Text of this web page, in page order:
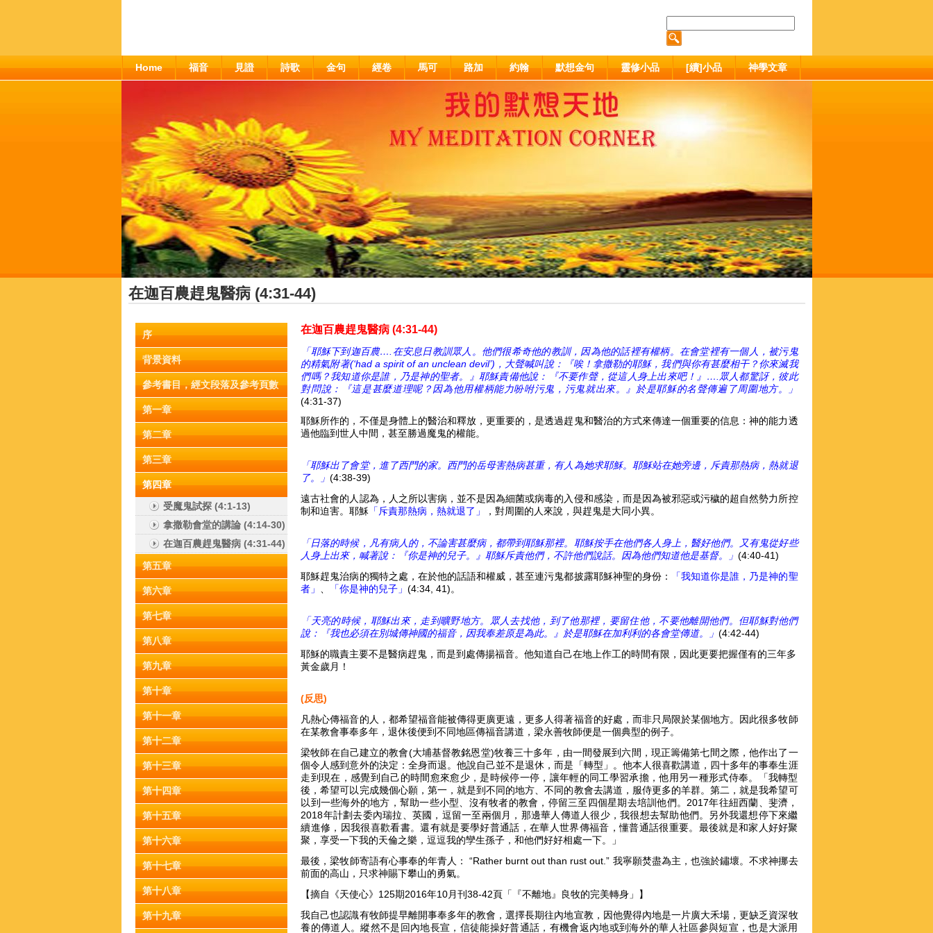
Home 福音 見證 詩歌 金句 經卷 馬可 路加 約翰 默想金句 靈修小品 [續]小品 神學文章
在迦百農趕鬼醫病 (4:31-44)
序
背景資料
參考書目，經文段落及參考頁數
第一章
第二章
第三章
第四章
受魔鬼試探 (4:1-13)
拿撒勒會堂的講論 (4:14-30)
在迦百農趕鬼醫病 (4:31-44)
第五章
第六章
第七章
第八章
第九章
第十章
第十一章
第十二章
第十三章
第十四章
第十五章
第十六章
第十七章
第十八章
第十九章
在迦百農趕鬼醫病 (4:31-44)
「耶穌下到迦百農….在安息日教訓眾人。他們很希奇他的教訓，因為他的話裡有權柄。在會堂裡有一個人，被污鬼
的精氣附著(‘had a spirit of an unclean devil’)，大聲喊叫說：『唉！拿撒勒的耶穌，我們與你有甚麼相干？你來滅我
們嗎？我知道你是誰，乃是神的聖者。』耶穌責備他說：『不要作聲，從這人身上出來吧！』….眾人都驚訝，彼此
對問說：『這是甚麼道理呢？因為他用權柄能力吩咐污鬼，污鬼就出來。』於是耶穌的名聲傳遍了周圍地方。」
(4:31-37)
耶穌所作的，不僅是身體上的醫治和釋放，更重要的，是透過趕鬼和醫治的方式來傳達一個重要的信息：神的能力透
過他臨到世人中間，甚至勝過魔鬼的權能。
「耶穌出了會堂，進了西門的家。西門的岳母害熱病甚重，有人為她求耶穌。耶穌站在她旁邊，斥責那熱病，熱就退
了。」(4:38-39)
遠古社會的人認為，人之所以害病，並不是因為細菌或病毒的入侵和感染，而是因為被邪惡或污穢的超自然勢力所控
制和迫害。耶穌 「斥責那熱病，熱就退了」 ，對周圍的人來說，與趕鬼是大同小異。
「日落的時候，凡有病人的，不論害甚麼病，都帶到耶穌那裡。耶穌按手在他們各人身上，醫好他們。又有鬼從好些
人身上出來，喊著說：『你是神的兒子。』耶穌斥責他們，不許他們說話。因為他們知道他是基督。」(4:40-41)
耶穌趕鬼治病的獨特之處，在於他的話語和權威，甚至連污鬼都披露耶穌神聖的身份：
「我知道你是誰，乃是神的聖
者」
「你是神的兒子」(4:34, 41)。
「天亮的時候，耶穌出來，走到曠野地方。眾人去找他，到了他那裡，要留住他，不要他離開他們。但耶穌對他們
說：『我也必須在別城傳神國的福音，因我奉差原是為此。』於是耶穌在加利利的各會堂傳道。」(4:42-44)
耶穌的職責主要不是醫病趕鬼，而是到處傳揚福音。他知道自己在地上作工的時間有限，因此更要把握僅有的三年多
黃金歲月！
(反思)
凡熱心傳福音的人，都希望福音能被傳得更廣更遠，更多人得著福音的好處，而非只局限於某個地方。因此很多牧師
在某教會事奉多年，退休後便到不同地區傳福音講道，梁永善牧師便是一個典型的例子。
梁牧師在自己建立的教會(大埔基督教銘恩堂)牧養三十多年，由一間發展到六間，現正籌備第七間之際，他作出了一
個令人感到意外的決定：全身而退。他說自己並不是退休，而是「轉型」。他本人很喜歡講道，四十多年的事奉生涯
走到現在，感覺到自己的時間愈來愈少，是時候停一停，讓年輕的同工學習承擔，他用另一種形式侍奉。「我轉型
後，希望可以完成幾個心願，第一，就是到不同的地方、不同的教會去講道，服侍更多的羊群。第二，就是我希望可
以到一些海外的地方，幫助一些小型、沒有牧者的教會，停留三至四個星期去培訓他們。2017年往紐西蘭、斐濟，
2018年計劃去委內瑞拉、英國，逗留一至兩個月，那邊華人傳道人很少，我很想去幫助他們。另外我還想停下來繼
續進修，因我很喜歡看書。還有就是要學好普通話，在華人世界傳福音，懂普通話很重要。最後就是和家人好好聚
聚，享受一下我的天倫之樂，逗逗我的孿生孫子，和他們好好相處一下。」
最後，梁牧師寄語有心事奉的年青人： “Rather burnt out than rust out.” 我寧願焚盡為主，也強於鏽壞。不求神挪去
前面的高山，只求神賜下攀山的勇氣。
【摘自《天使心》125期2016年10月刊38-42頁「『不離地』良牧的完美轉身」】
我自己也認識有牧師提早離開事奉多年的教會，選擇長期往內地宣教，因他覺得內地是一片廣大禾場，更缺乏資深牧
養的傳道人。縱然不是回內地長宣，信徒能操好普通話，有機會返內地或到海外的華人社區參與短宣，也是大派用